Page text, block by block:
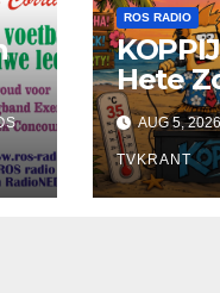
ROS RADIO
Hete
AUG 5,
TVKRANT